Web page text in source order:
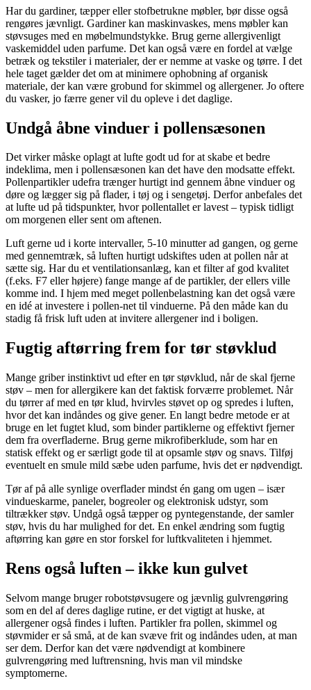
Har du gardiner, tæpper eller stofbetrukne møbler, bør disse også
rengøres jævnligt. Gardiner kan maskinvaskes, mens møbler kan
støvsuges med en møbelmundstykke. Brug gerne allergivenligt
vaskemiddel uden parfume. Det kan også være en fordel at vælge
betræk og tekstiler i materialer, der er nemme at vaske og tørre. I det
hele taget gælder det om at minimere ophobning af organisk
materiale, der kan være grobund for skimmel og allergener. Jo oftere
du vasker, jo færre gener vil du opleve i det daglige.
Undgå åbne vinduer i pollensæsonen
Det virker måske oplagt at lufte godt ud for at skabe et bedre
indeklima, men i pollensæsonen kan det have den modsatte effekt.
Pollenpartikler udefra trænger hurtigt ind gennem åbne vinduer og
døre og lægger sig på flader, i tøj og i sengetøj. Derfor anbefales det
at lufte ud på tidspunkter, hvor pollentallet er lavest – typisk tidligt
om morgenen eller sent om aftenen.
Luft gerne ud i korte intervaller, 5-10 minutter ad gangen, og gerne
med gennemtræk, så luften hurtigt udskiftes uden at pollen når at
sætte sig. Har du et ventilationsanlæg, kan et filter af god kvalitet
(f.eks. F7 eller højere) fange mange af de partikler, der ellers ville
komme ind. I hjem med meget pollenbelastning kan det også være
en idé at investere i pollen-net til vinduerne. På den måde kan du
stadig få frisk luft uden at invitere allergener ind i boligen.
Fugtig aftørring frem for tør støvklud
Mange griber instinktivt ud efter en tør støvklud, når de skal fjerne
støv – men for allergikere kan det faktisk forværre problemet. Når
du tørrer af med en tør klud, hvirvles støvet op og spredes i luften,
hvor det kan indåndes og give gener. En langt bedre metode er at
bruge en let fugtet klud, som binder partiklerne og effektivt fjerner
dem fra overfladerne. Brug gerne mikrofiberklude, som har en
statisk effekt og er særligt gode til at opsamle støv og snavs. Tilføj
eventuelt en smule mild sæbe uden parfume, hvis det er nødvendigt.
Tør af på alle synlige overflader mindst én gang om ugen – især
vindueskarme, paneler, bogreoler og elektronisk udstyr, som
tiltrækker støv. Undgå også tæpper og pyntegenstande, der samler
støv, hvis du har mulighed for det. En enkel ændring som fugtig
aftørring kan gøre en stor forskel for luftkvaliteten i hjemmet.
Rens også luften – ikke kun gulvet
Selvom mange bruger robotstøvsugere og jævnlig gulvrengøring
som en del af deres daglige rutine, er det vigtigt at huske, at
allergener også findes i luften. Partikler fra pollen, skimmel og
støvmider er så små, at de kan svæve frit og indåndes uden, at man
ser dem. Derfor kan det være nødvendigt at kombinere
gulvrengøring med luftrensning, hvis man vil mindske
symptomerne.